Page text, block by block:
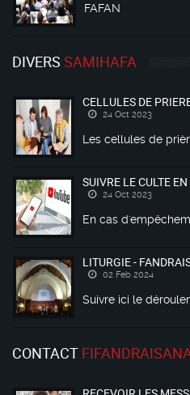
FAFAN
DIVERS SAMIHAFA
CELLULES DE
24 Oct 2023
Les cellules de
SUIVRE LE CULTE
24 Oct 2023
En cas
LITURGIE -
02 Feb 2024
Suivre ici le
CONTACT